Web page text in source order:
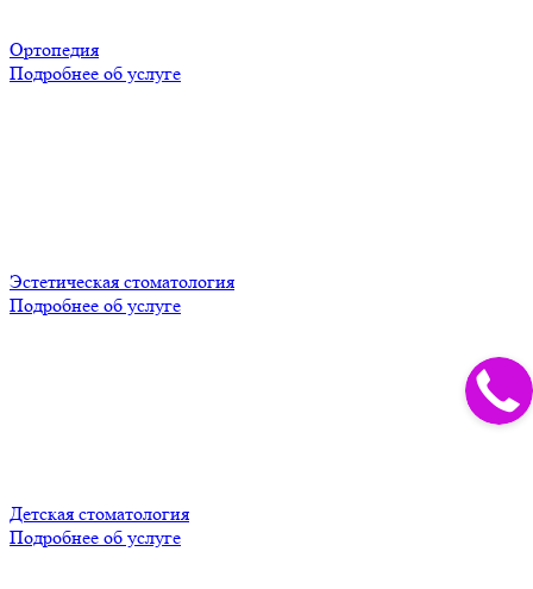
Ортопедия
Подробнее об услуге
Эстетическая стоматология
Подробнее об услуге
Детская стоматология
Подробнее об услуге